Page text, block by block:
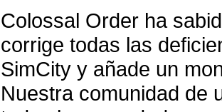
Colossal Order ha
corrige todas las
SimCity y añade un
Nuestra comunidad de